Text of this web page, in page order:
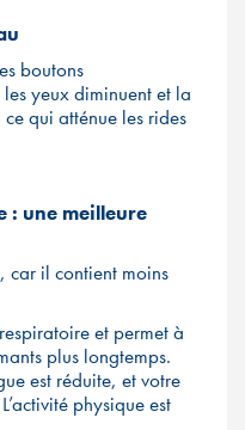
boutons
yeux diminuent et la
qui atténue les rides
: une meilleure
car il contient moins
et permet à
plus longtemps.
est réduite, et votre
physique est